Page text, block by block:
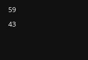
59
43